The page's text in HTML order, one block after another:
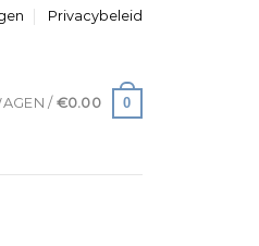
Privacybeleid
/ €0.00 0